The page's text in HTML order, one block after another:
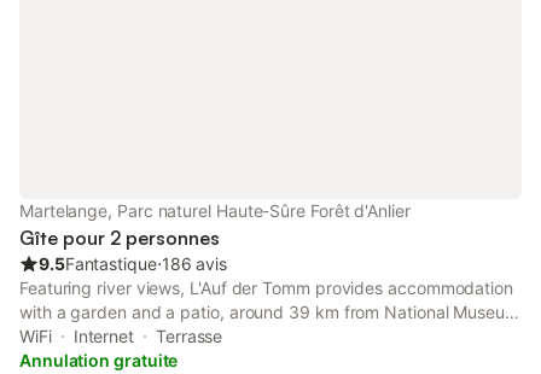
Martelange, Parc naturel Haute-Sûre Forêt d'Anlier
Gîte pour 2 personnes
9.5Fantastique⋅186 avis
Featuring river views, L'Auf der Tomm provides accommodation
with a garden and a patio, around 39 km from National Museum
for Historical Vehicle. This property offers access to a terrace,
free private parking and free WiFi.
WiFi Internet
Terrasse
Annulation gratuite